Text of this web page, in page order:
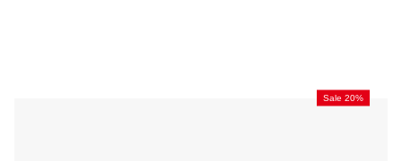
Sale 20%